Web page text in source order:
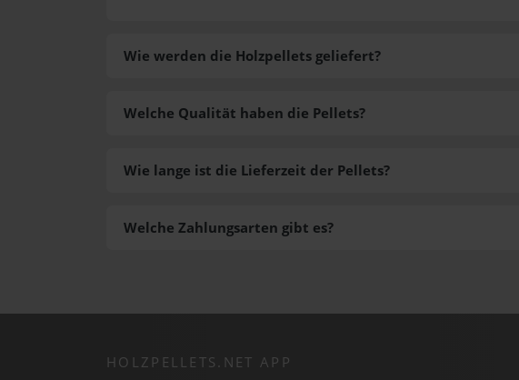
Wie werden die Holzpellets geliefert?
Welche Zahlungsarten gibt es?
Welche Qualität haben die Pellets?
Wie lange ist die Lieferzeit der Pellets?
HOLZPELLETS.NET APP